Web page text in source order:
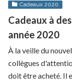
Cadeaux 2020
Cadeaux à
année 2020
À la veille du
collègues
doit être acheté. Il